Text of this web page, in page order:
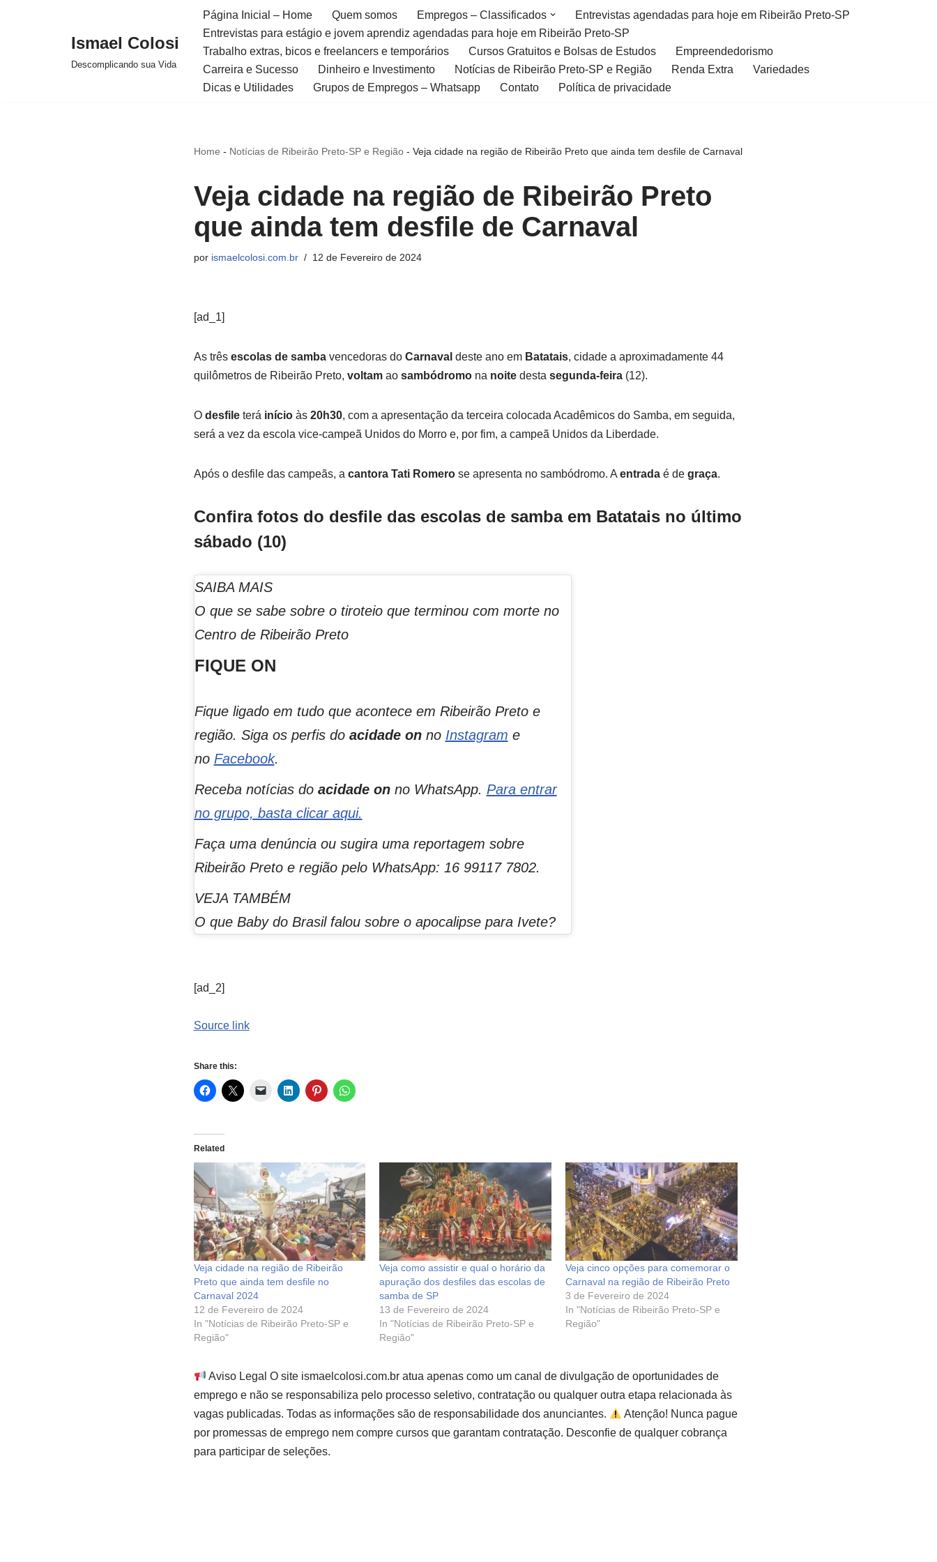
Ismael Colosi
Descomplicando sua Vida
Página Inicial – Home Quem somos Empregos – Classificados
Entrevistas agendadas para hoje em Ribeirão Preto-SP
Entrevistas para estágio e jovem aprendiz agendadas para hoje em Ribeirão Preto-SP
Trabalho extras, bicos e freelancers e temporários
Cursos Gratuitos e Bolsas de Estudos
Empreendedorismo
Carreira e Sucesso
Dinheiro e Investimento Notícias de Ribeirão Preto-SP e Região Renda Extra
Variedades
Dicas e Utilidades
Grupos de Empregos – Whatsapp Contato Política de privacidade
Home - Notícias de Ribeirão Preto-SP e Região- Veja cidade na região de Ribeirão Preto que ainda tem desfile de Carnaval
Veja cidade na região de Ribeirão Preto
que ainda tem desfile de Carnaval
por ismaelcolosi.com.br 12 de Fevereiro de 2024
[ad_1]
As três escolas de sambavencedoras do Carnaval deste ano em Batatais, cidade a aproximadamente 44
quilômetros de Ribeirão Preto, voltamao sambódromona noitedesta segunda-feira(12).
Odesfileterá inícioàs 20h30, com a apresentação da terceira colocada Acadêmicos do Samba, em seguida,
será a vez da escola vice-campeã Unidos do Morro e, por fim, a campeã Unidos da Liberdade.
Após o desfile das campeãs, a cantora Tati Romerose apresenta no sambódromo. A entradaé de graça.
Confira fotos do desfile das escolas de samba em Batatais no último
sábado (10)
SAIBA MAIS
O que se sabe sobre o tiroteio que terminou com morte no
Centro de Ribeirão Preto
FIQUE ON
Fique ligado em tudo que acontece em Ribeirão Preto e
região. Siga os perfis doacidade on no Instagram e
no Facebook.
Receba notícias doacidade onno WhatsApp. Para entrar
no grupo, basta clicar aqui.
Faça uma denúncia ou sugira uma reportagem sobre
Ribeirão Preto e região pelo WhatsApp: 16 99117 7802.
VEJA TAMBÉM
O que Baby do Brasil falou sobre o apocalipse para Ivete?
[ad_2]
Source link
Share this:
Related
Veja cidade na região de Ribeirão
Preto que ainda tem desfile no
Carnaval 2024
12 de Fevereiro de 2024
In "Notícias de Ribeirão Preto-SP e
Região"
Veja como assistir e qual o horário da
apuração dos desfiles das escolas de
samba de SP
13 de Fevereiro de 2024
In "Notícias de Ribeirão Preto-SP e
Região"
Veja cinco opções para comemorar o
Carnaval na região de Ribeirão Preto
3 de Fevereiro de 2024
In "Notícias de Ribeirão Preto-SP e
Região"
Aviso Legal O site ismaelcolosi.com.br atua apenas como um canal de divulgação de oportunidades de
emprego e não se responsabiliza pelo processo seletivo, contratação ou qualquer outra etapa relacionada às
vagas publicadas. Todas as informações são de responsabilidade dos anunciantes.
Atenção! Nunca pague
por promessas de emprego nem compre cursos que garantam contratação. Desconfie de qualquer cobrança
para participar de seleções.